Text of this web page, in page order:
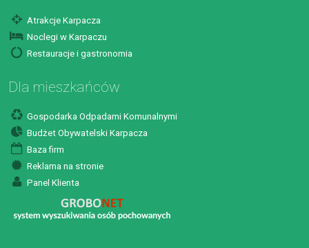
Atrakcje Karpacza
Noclegi w Karpaczu
Restauracje i gastronomia
Dla mieszkańców
Gospodarka Odpadami Komunalnymi
Budżet Obywatelski Karpacza
Baza firm
Reklama na stronie
Panel Klienta